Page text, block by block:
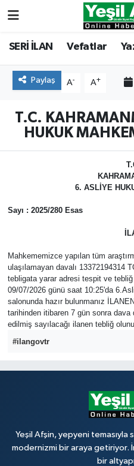
SERİ İLAN Vefatlar
Paylaş A- A+
T.C.
HUKUK
6. ASLİYE
Sayı : 2025/280 Esas
Mahkememizce yapılan tüm
ulaşılamayan davalı 13372194314
tebligata yarar adresi tespit ve
09/07/2026 günü saat 10:25'da
salonunda hazır bulunmanız
tarihinden itibaren 7 gün sonra
edilmiş sayılacağı ilanen tebliğ
#ilangovtr
Yeşil Afşin, yepyeni
modernizmi bir araya getiriyor.
bir
Vefatlar
Kahramanmaraş
Kahramanmaraş
Kahramanmaraş
Süper Lig Puan
Son Dakika Haberleri
Haber Arşivi